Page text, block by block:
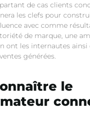
de cas clients
les clefs pour
avec comme
de marque, une
ont les internautes ainsi
générées.
le